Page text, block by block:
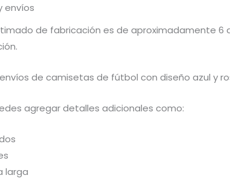
envíos
de fabricación es de aproximadamente
de camisetas de fútbol con diseño azul y
agregar detalles adicionales como:
larga